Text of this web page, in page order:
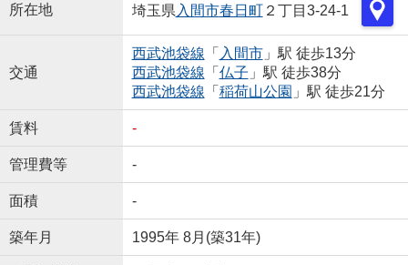
所在地 埼玉県 入間市春日町２丁目3-24-1
交通
西武池袋線 「 入間市」駅 徒歩13分
西武池袋線 「 仏子 」駅 徒歩38分
西武池袋線 「 稲荷山公園 」駅 徒歩21分
賃料 -
管理費等 -
面積 -
築年月 1995年 8月(築31年)